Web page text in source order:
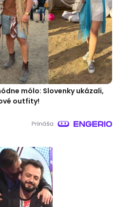
mólo: Slovenky ukázali,
outfity!